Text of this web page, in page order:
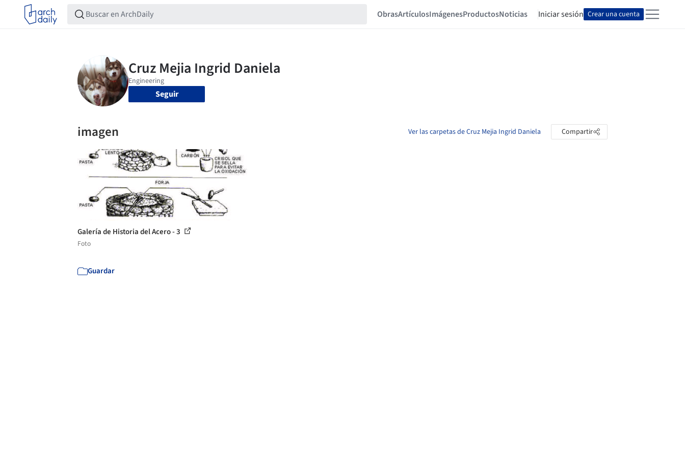
ObrasArtículosImágenesProductosNoticias Iniciar sesión Crear una cuenta
Seguir
imagen Ver las carpetas de Cruz Mejia Ingrid Daniela Compartir
Galería de Historia del Acero - 3
Foto
Guardar